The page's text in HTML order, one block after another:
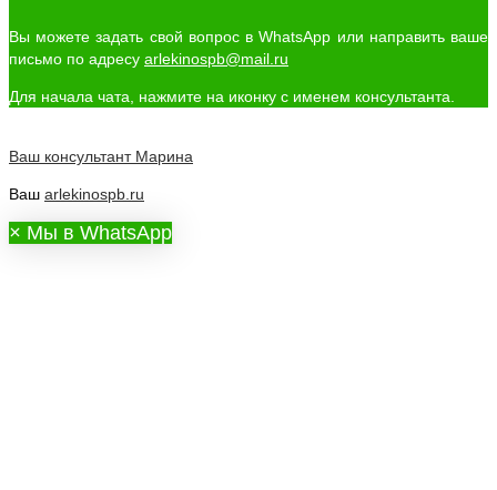
Вы можете задать свой вопрос в WhatsApp или направить ваше
письмо по адресу arlekinospb@mail.ru
Для начала чата, нажмите на иконку с именем консультанта.
Ваш консультант Марина
Ваш arlekinospb.ru
× Мы в WhatsApp